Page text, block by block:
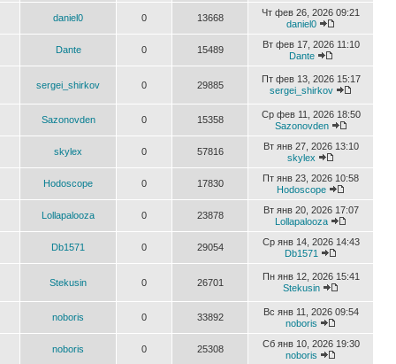
daniel0 0 13668
Чт фев 26, 2026 09:21
daniel0
Dante 0 15489
Вт фев 17, 2026 11:10
Dante
sergei_shirkov 0 29885
Пт фев 13, 2026 15:17
sergei_shirkov
Sazonovden 0 15358
Ср фев 11, 2026 18:50
Sazonovden
skylex 0 57816
Вт янв 27, 2026 13:10
skylex
Hodoscope 0 17830
Пт янв 23, 2026 10:58
Hodoscope
Lollapalooza 0 23878
Вт янв 20, 2026 17:07
Lollapalooza
Db1571 0 29054
Ср янв 14, 2026 14:43
Db1571
Stekusin 0 26701
Пн янв 12, 2026 15:41
Stekusin
noboris 0 33892
Вс янв 11, 2026 09:54
noboris
noboris 0 25308
Сб янв 10, 2026 19:30
noboris